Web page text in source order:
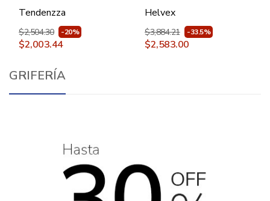
Tendenzza
$2,504.30 -20%
$2,003.44
Helvex
$3,884.21 -33.5%
$2,583.00
GRIFERÍA